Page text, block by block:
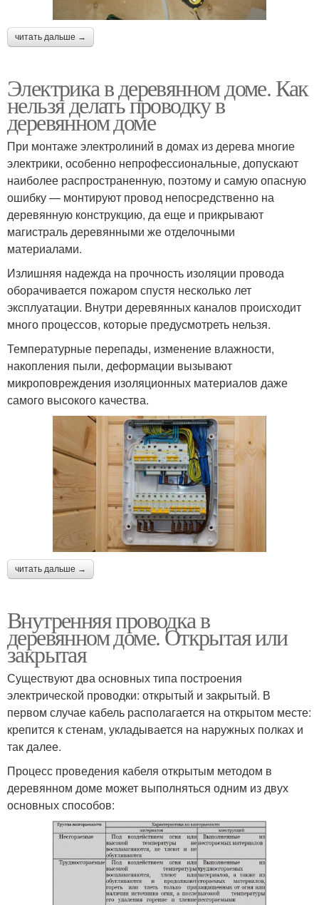
читать дальше →
Электрика в деревянном доме. Как
нельзя делать проводку в
деревянном доме
При монтаже электролиний в домах из дерева многие
электрики, особенно непрофессиональные, допускают
наиболее распространенную, поэтому и самую опасную
ошибку — монтируют провод непосредственно на
деревянную конструкцию, да еще и прикрывают
магистраль деревянными же отделочными
материалами.
Излишняя надежда на прочность изоляции провода
оборачивается пожаром спустя несколько лет
эксплуатации. Внутри деревянных каналов происходит
много процессов, которые предусмотреть нельзя.
Температурные перепады, изменение влажности,
накопления пыли, деформации вызывают
микроповреждения изоляционных материалов даже
самого высокого качества.
читать дальше →
Внутренняя проводка в
деревянном доме. Открытая или
закрытая
Существуют два основных типа построения
электрической проводки: открытый и закрытый. В
первом случае кабель располагается на открытом месте:
крепится к стенам, укладывается на наружных полках и
так далее.
Процесс проведения кабеля открытым методом в
деревянном доме может выполняться одним из двух
основных способов: